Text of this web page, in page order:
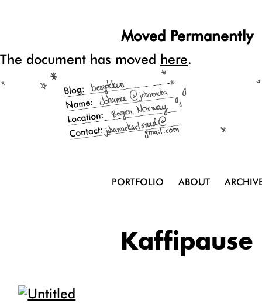
Moved Permanently
The document has moved here.
PORTFOLIO ABOUT
Kaffipause